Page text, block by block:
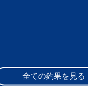
全ての釣果を見る